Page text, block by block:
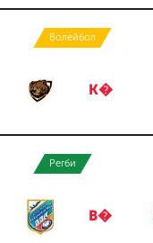
Волейбол
К�
Регби
В�